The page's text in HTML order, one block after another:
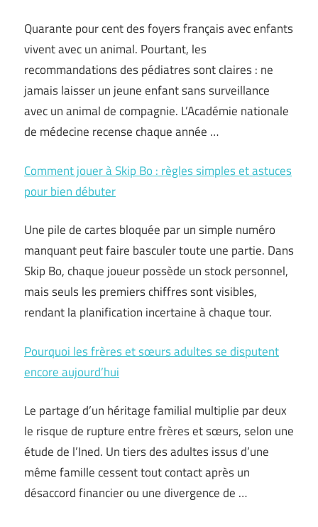
Quarante pour cent des foyers français avec enfants
vivent avec un animal. Pourtant, les
recommandations des pédiatres sont claires : ne
jamais laisser un jeune enfant sans surveillance
avec un animal de compagnie. L’Académie nationale
de médecine recense chaque année …
Comment jouer à Skip Bo : règles simples et astuces
pour bien débuter
Une pile de cartes bloquée par un simple numéro
manquant peut faire basculer toute une partie. Dans
Skip Bo, chaque joueur possède un stock personnel,
mais seuls les premiers chiffres sont visibles,
rendant la planification incertaine à chaque tour.
Pourquoi les frères et sœurs adultes se disputent
encore aujourd’hui
Le partage d’un héritage familial multiplie par deux
le risque de rupture entre frères et sœurs, selon une
étude de l’Ined. Un tiers des adultes issus d’une
même famille cessent tout contact après un
désaccord financier ou une divergence de …